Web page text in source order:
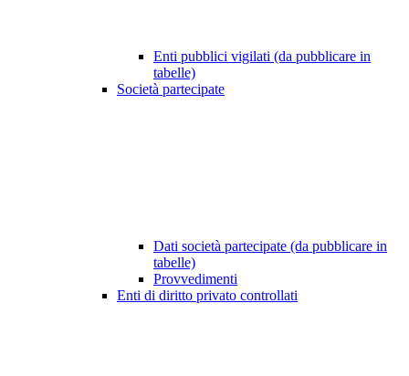
Enti pubblici vigilati (da pubblicare in
tabelle)
Società partecipate
Dati società partecipate (da pubblicare in
tabelle)
Provvedimenti
Enti di diritto privato controllati